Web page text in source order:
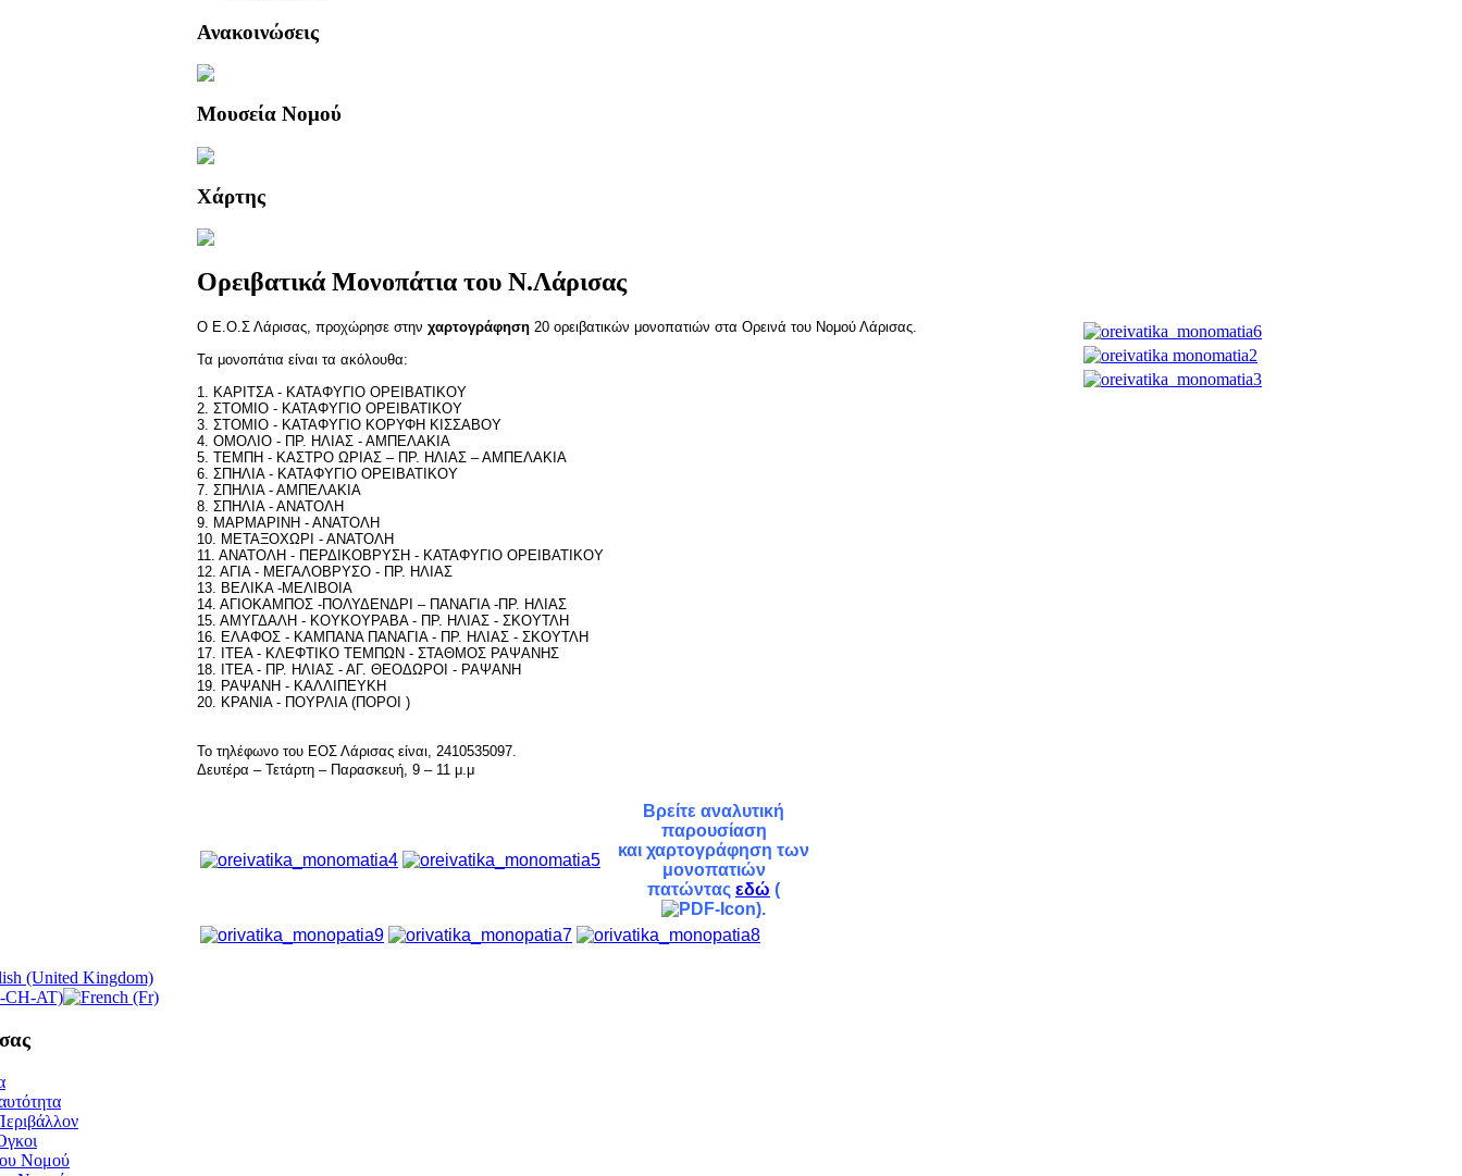
Ανακοινώσεις
Μουσεία Νομού
Χάρτης
Ορειβατικά Μονοπάτια του Ν.Λάρισας
O Ε.Ο.Σ Λάρισας, προχώρησε στην χαρτογράφηση 20 ορειβατικών μονοπατιών στα Ορεινά του Νομού Λάρισας.
Τα μονοπάτια είναι τα ακόλουθα:
1. ΚΑΡΙΤΣΑ - ΚΑΤΑΦΥΓΙΟ ΟΡΕΙΒΑΤΙΚΟΥ
2. ΣΤΟΜΙΟ - ΚΑΤΑΦΥΓΙΟ ΟΡΕΙΒΑΤΙΚΟΥ
3. ΣΤΟΜΙΟ - ΚΑΤΑΦΥΓΙΟ ΚΟΡΥΦΗ ΚΙΣΣΑΒΟΥ
4. ΟΜΟΛΙΟ - ΠΡ. ΗΛΙΑΣ - ΑΜΠΕΛΑΚΙΑ
5. ΤΕΜΠΗ - ΚΑΣΤΡΟ ΩΡΙΑΣ – ΠΡ. ΗΛΙΑΣ – ΑΜΠΕΛΑΚΙΑ
6. ΣΠΗΛΙΑ - ΚΑΤΑΦΥΓΙΟ ΟΡΕΙΒΑΤΙΚΟΥ
7. ΣΠΗΛΙΑ - ΑΜΠΕΛΑΚΙΑ
8. ΣΠΗΛΙΑ - ΑΝΑΤΟΛΗ
9. ΜΑΡΜΑΡΙΝΗ - ΑΝΑΤΟΛΗ
10. ΜΕΤΑΞΟΧΩΡΙ - ΑΝΑΤΟΛΗ
11. ΑΝΑΤΟΛΗ - ΠΕΡΔΙΚΟΒΡΥΣΗ - ΚΑΤΑΦΥΓΙΟ ΟΡΕΙΒΑΤΙΚΟΥ
12. ΑΓΙΑ - ΜΕΓΑΛΟΒΡΥΣΟ - ΠΡ. ΗΛΙΑΣ
13. ΒΕΛΙΚΑ -ΜΕΛΙΒΟΙΑ
14. ΑΓΙΟΚΑΜΠΟΣ -ΠΟΛΥΔΕΝΔΡΙ – ΠΑΝΑΓΙΑ -ΠΡ. ΗΛΙΑΣ
15. ΑΜΥΓΔΑΛΗ - ΚΟΥΚΟΥΡΑΒΑ - ΠΡ. ΗΛΙΑΣ - ΣΚΟΥΤΛΗ
16. ΕΛΑΦΟΣ - ΚΑΜΠΑΝΑ ΠΑΝΑΓΙΑ - ΠΡ. ΗΛΙΑΣ - ΣΚΟΥΤΛΗ
17. ΙΤΕΑ - ΚΛΕΦΤΙΚΟ ΤΕΜΠΩΝ - ΣΤΑΘΜΟΣ ΡΑΨΑΝΗΣ
18. ΙΤΕΑ - ΠΡ. ΗΛΙΑΣ - ΑΓ. ΘΕΟΔΩΡΟΙ - ΡΑΨΑΝΗ
19. ΡΑΨΑΝΗ - ΚΑΛΛΙΠΕΥΚΗ
20. ΚΡΑΝΙΑ - ΠΟΥΡΛΙΑ (ΠΟΡΟΙ )
Το τηλέφωνο του ΕΟΣ Λάρισας είναι, 2410535097.
Δευτέρα – Τετάρτη – Παρασκευή, 9 – 11 μ.μ
Βρείτε αναλυτική
παρουσίαση
και χαρτογράφηση των
μονοπατιών
πατώντας εδώ (
).
Νομού